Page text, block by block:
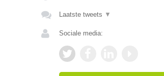
Laatste tweets ▼
Sociale media: